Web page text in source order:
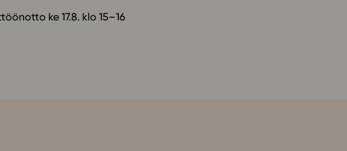
ke 17.8. klo 15–16